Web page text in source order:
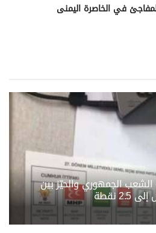
في الخاصرة اليمنى
الجمهوري والحيّز بين
نقطة